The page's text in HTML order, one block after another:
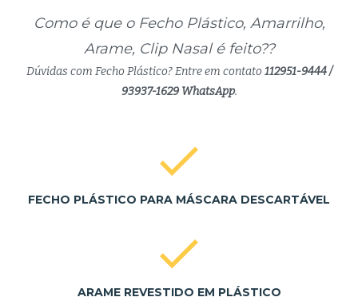
Como é que o Fecho Plástico, Amarrilho,
Arame, Clip Nasal é feito??
Dúvidas com Fecho Plástico? Entre em contato 112951-9444 /
93937-1629 WhatsApp.
FECHO PLÁSTICO PARA MÁSCARA DESCARTÁVEL
ARAME REVESTIDO EM PLÁSTICO